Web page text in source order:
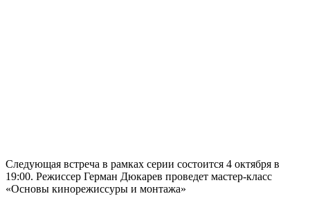
Следующая встреча в рамках серии состоится 4 октября в
19:00. Режиссер Герман Дюкарев проведет мастер-класс
«Основы кинорежиссуры и монтажа»